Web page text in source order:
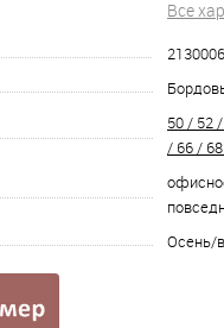
Все
2130006
50 / 52
/ 66 /
Осень/